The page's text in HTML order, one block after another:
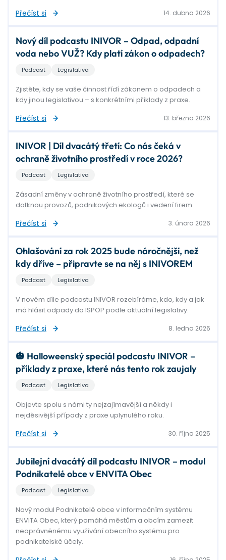
Přečíst si 14. dubna 2026
Nový díl podcastu INIVOR – Odpad, odpadní
voda nebo VUŽ? Kdy platí zákon o odpadech?
Podcast Legislativa
Zjistěte, kdy se vaše činnost řídí zákonem o odpadech a
kdy jinou legislativou – s konkrétními příklady z praxe.
Přečíst si 13. března 2026
INIVOR | Díl dvacátý třetí: Co nás čeká v
ochraně životního prostředí v roce 2026?
Podcast Legislativa
Zásadní změny v ochraně životního prostředí, které se
dotknou provozů, podnikových ekologů i vedení firem.
Přečíst si 3. února 2026
Ohlašování za rok 2025 bude náročnější, než
kdy dříve – připravte se na něj s INIVOREM
Podcast Legislativa
V novém díle podcastu INIVOR rozebíráme, kdo, kdy a jak
má hlásit odpady do ISPOP podle aktuální legislativy.
Přečíst si 8. ledna 2026
🎃 Halloweenský speciál podcastu INIVOR –
příklady z praxe, které nás tento rok zaujaly
Podcast Legislativa
Objevte spolu s námi ty nejzajímavější a někdy i
nejděsivější případy z praxe uplynulého roku.
Přečíst si 30. října 2025
Jubilejní dvacátý díl podcastu INIVOR – modul
Podnikatelé obce v ENVITA Obec
Podcast Legislativa
Nový modul Podnikatelé obce v informačním systému
ENVITA Obec, který pomáhá městům a obcím zamezit
neoprávněnému využívání obecního systému pro
podnikatelské účely.